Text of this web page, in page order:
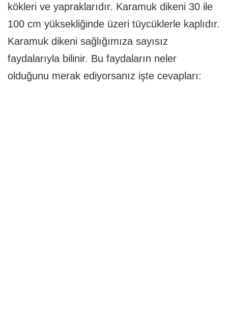
kökleri ve yapraklarıdır. Karamuk dikeni 30 ile
100 cm yüksekliğinde üzeri tüycüklerle kaplıdır.
Karamuk dikeni sağlığımıza sayısız
faydalarıyla bilinir. Bu faydaların neler
olduğunu merak ediyorsanız işte cevapları: